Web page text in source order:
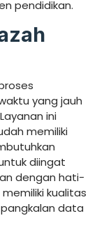
pendidikan.
yang jauh
ini
memiliki
diingat
dengan hati-
kualitas
data